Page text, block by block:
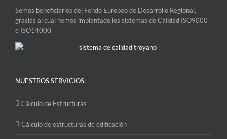
Somos beneficiarios del Fondo Europeo de Desarrollo Regional,
gracias al cual hemos implantado los sistemas de Calidad ISO9000
e ISO14000.
NUESTROS SERVICIOS:
Cálculo de Estructuras
Cálculo de estructuras de edificación